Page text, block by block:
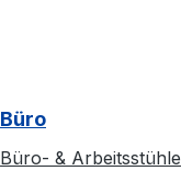
Büro
Büro- & Arbeitsstühle